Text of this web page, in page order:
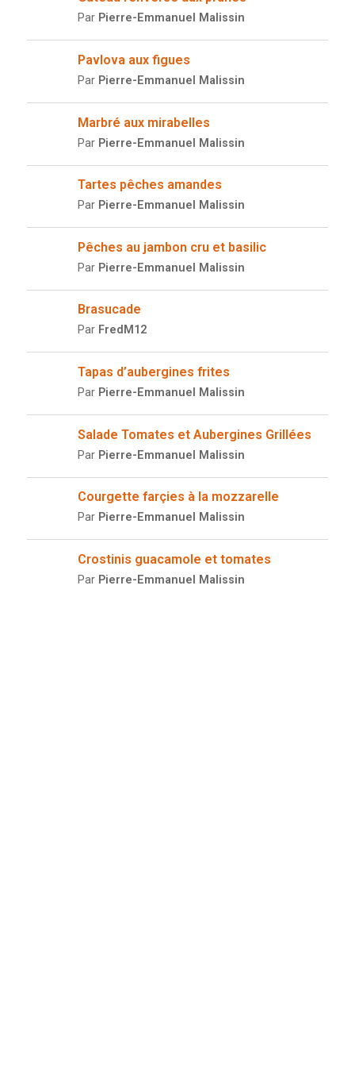
Par Pierre-Emmanuel Malissin
Pavlova aux figues
Par Pierre-Emmanuel Malissin
Marbré aux mirabelles
Par Pierre-Emmanuel Malissin
Tartes pêches amandes
Par Pierre-Emmanuel Malissin
Pêches au jambon cru et basilic
Par Pierre-Emmanuel Malissin
Brasucade
Par FredM12
Tapas d’aubergines frites
Par Pierre-Emmanuel Malissin
Salade Tomates et Aubergines Grillées
Par Pierre-Emmanuel Malissin
Courgette farçies à la mozzarelle
Par Pierre-Emmanuel Malissin
Crostinis guacamole et tomates
Par Pierre-Emmanuel Malissin